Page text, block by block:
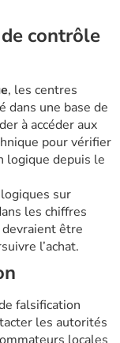
contrôle
, les centres
dans une base de
à accéder aux
pour vérifier
logique depuis le
sur
les chiffres
être
l’achat.
falsification
les autorités